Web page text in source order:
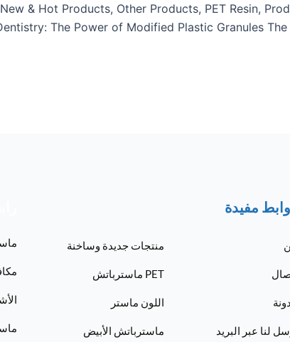
& Hot Products, Other Products, PET Resin,
The Power of Modified Plastic Granules
مفيدة
لنا عبر البريد
منتجات جديدة وساخنة
PET ماسترباتش
اللون ماستر
ماسترباتش الأبيض